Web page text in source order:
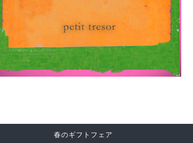
春のギフトフェア